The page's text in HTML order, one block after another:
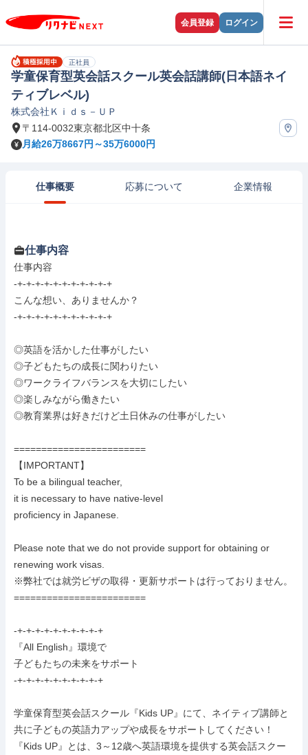
会員登録 ログイン
正社員
学童保育型英会話スクール英会話講師(日本語ネイ
ティブレベル)
株式会社Ｋｉｄｓ－ＵＰ
〒114-0032東京都北区中十条
月給26万8667円～35万6000円
仕事概要 応募について 企業情報
仕事内容
仕事内容
-+-+-+-+-+-+-+-+-+-+-+
こんな想い、ありませんか？
-+-+-+-+-+-+-+-+-+-+-+
◎英語を活かした仕事がしたい
◎子どもたちの成長に関わりたい
◎ワークライフバランスを大切にしたい
◎楽しみながら働きたい
◎教育業界は好きだけど土日休みの仕事がしたい
========================
【IMPORTANT】
To be a bilingual teacher,
it is necessary to have native-level
proficiency in Japanese.
Please note that we do not provide support for obtaining or
renewing work visas.
※弊社では就労ビザの取得・更新サポートは行っておりません。
========================
-+-+-+-+-+-+-+-+-+-+
『All English』環境で
子どもたちの未来をサポート
-+-+-+-+-+-+-+-+-+-+
学童保育型英会話スクール『Kids UP』にて、ネイティブ講師と
共に子どもの英語力アップや成長をサポートしてください！
『Kids UP』とは、3～12歳へ英語環境を提供する英会話スクー